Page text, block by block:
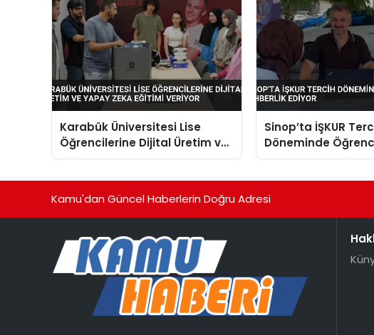
Karabük Üniversitesi Lise
Öğrencilerine Dijital Üretim ve
Yapay Zeka Eğitimi Veriyor
Sinop’ta İŞKUR
Döneminde
Rehberlik Ediyor
Kamu'dan Güncel Haberlerin Doğru Adresi